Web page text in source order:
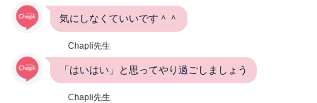
気にしなくていいです＾＾
Chapli先生
「はいはい」と思ってやり過ごしましょう
Chapli先生